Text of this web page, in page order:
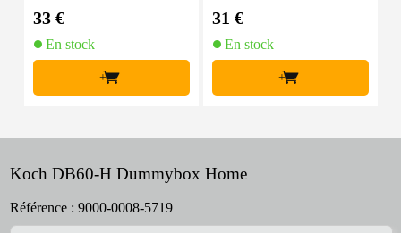
33 €
En stock
+
31 €
En stock
+
Koch DB60-H Dummybox Home
Référence : 9000-0008-5719